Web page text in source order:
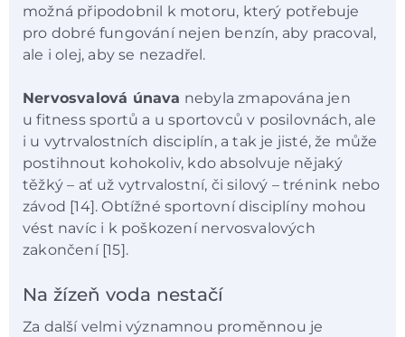
možná připodobnil k motoru, který potřebuje
pro dobré fungování nejen benzín, aby pracoval,
ale i olej, aby se nezadřel.
Nervosvalová únava nebyla zmapována jen
u fitness sportů a u sportovců v posilovnách, ale
i u vytrvalostních disciplín, a tak je jisté, že může
postihnout kohokoliv, kdo absolvuje nějaký
těžký – ať už vytrvalostní, či silový – trénink nebo
závod [14]. Obtížné sportovní disciplíny mohou
vést navíc i k poškození nervosvalových
zakončení [15].
Na žízeň voda nestačí
Za další velmi významnou proměnnou je